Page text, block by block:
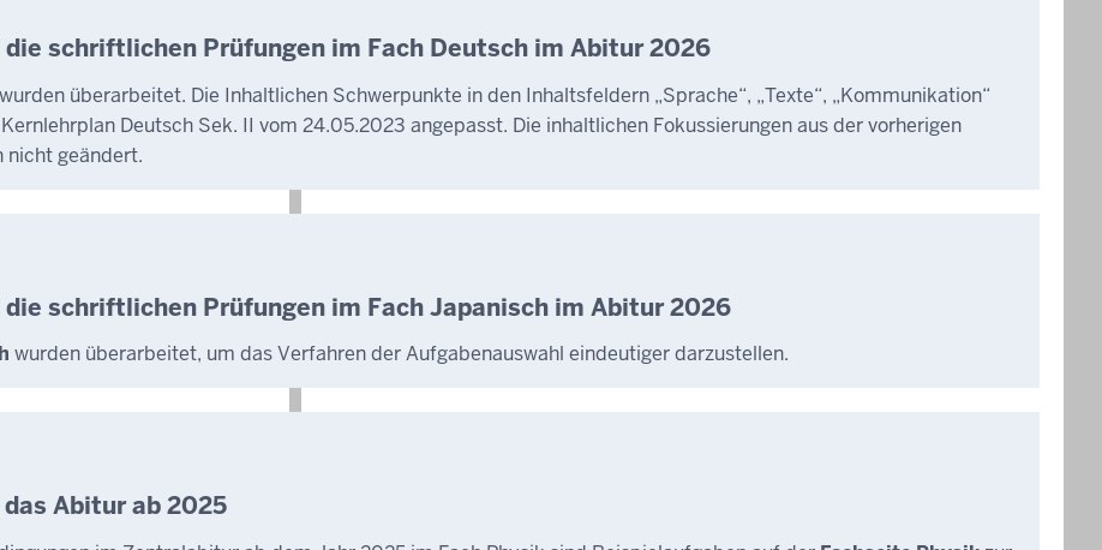
schriftlichen Prüfungen im Fach Deutsch im Abitur 2026
wurden überarbeitet. Die Inhaltlichen Schwerpunkte in den Inhaltsfeldern „Sprache“, „Texte“, „Kommunikation“
Deutsch Sek. II vom 24.05.2023 angepasst. Die inhaltlichen Fokussierungen aus der vorherigen
nicht geändert.
schriftlichen Prüfungen im Fach Japanisch im Abitur 2026
wurden überarbeitet, um das Verfahren der Aufgabenauswahl eindeutiger darzustellen.
Abitur ab 2025